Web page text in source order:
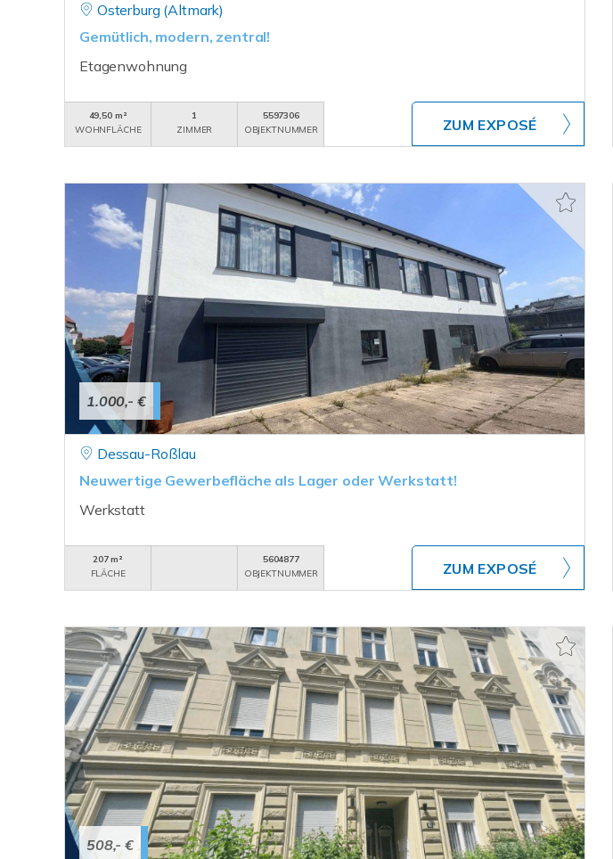
Osterburg (Altmark)
Gemütlich, modern, zentral!
Etagenwohnung
49,50 m²
WOHNFLÄCHE
1
ZIMMER
5597306
OBJEKTNUMMER
ZUM EXPOSÉ
1.000,- €
Dessau-Roßlau
Neuwertige Gewerbefläche als Lager oder Werkstatt!
Werkstatt
207 m²
FLÄCHE
5604877
OBJEKTNUMMER
ZUM EXPOSÉ
508,- €